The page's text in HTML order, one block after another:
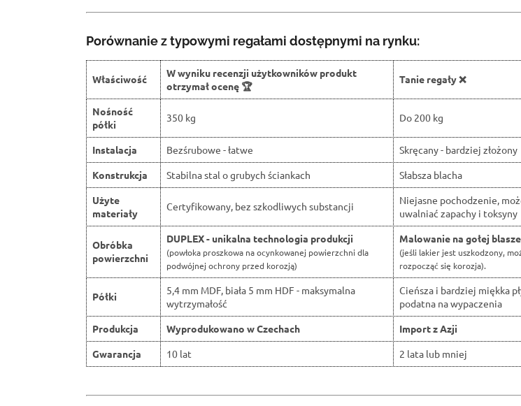
Porównanie z typowymi regałami dostępnymi na rynku:
Właściwość
W wyniku recenzji użytkowników produkt
otrzymał ocenę 🏆
Tanie regały ❌
Nośność
półki
350 kg Do 200 kg
Instalacja Bezśrubowe - łatwe
Skręcany - bardziej złożony
Konstrukcja
Stabilna stal o grubych ściankach
Słabsza blacha
Użyte
materiały
Certyfikowany, bez szkodliwych substancji
Niejasne pochodzenie,
uwalniać zapachy i toksyny
Obróbka
powierzchni
DUPLEX - unikalna technologia produkcji
(powłoka proszkowa na ocynkowanej powierzchni dla
podwójnej ochrony przed korozją)
Malowanie na gołej blasze
(jeśli lakier jest uszkodzony,
rozpocząć się korozja).
Półki
5,4 mm MDF, biała 5 mm HDF - maksymalna
wytrzymałość
Cieńsza i bardziej miękka
podatna na wypaczenia
Produkcja
Wyprodukowano w Czechach
Import z Azji
Gwarancja
10 lat 2 lata lub mniej